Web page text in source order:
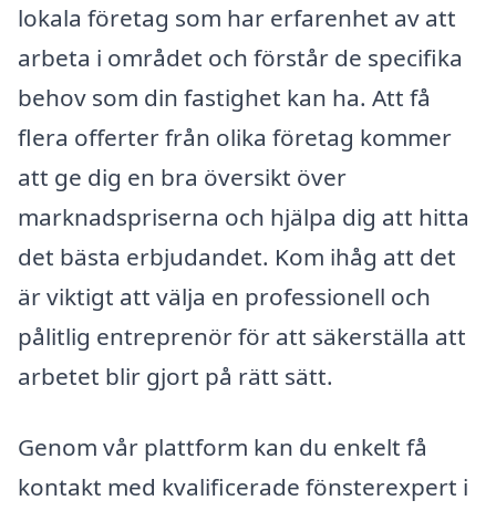
lokala företag som har erfarenhet av att
arbeta i området och förstår de specifika
behov som din fastighet kan ha. Att få
flera offerter från olika företag kommer
att ge dig en bra översikt över
marknadspriserna och hjälpa dig att hitta
det bästa erbjudandet. Kom ihåg att det
är viktigt att välja en professionell och
pålitlig entreprenör för att säkerställa att
arbetet blir gjort på rätt sätt.
Genom vår plattform kan du enkelt få
kontakt med kvalificerade fönsterexpert i